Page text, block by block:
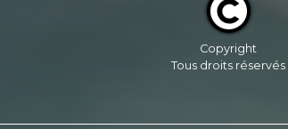
Copyright
Tous droits réservés